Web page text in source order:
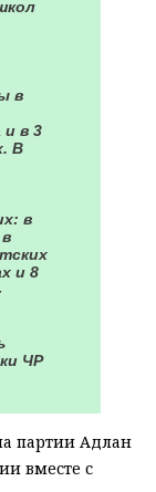
в
и в 3
В
в
и 8
ЧР
партии Адлан
вместе с